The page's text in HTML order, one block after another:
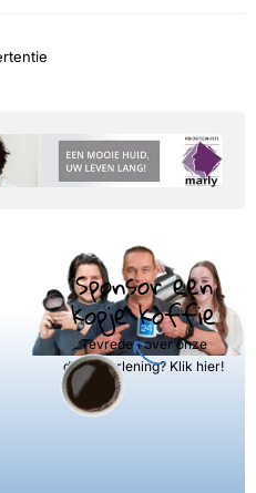
Sponsor een
kopje koffie
Tevreden over onze
dienstverlening? Klik hier!